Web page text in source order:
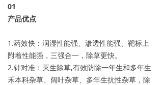
01
产品优点
1.药效快：润湿性能强、渗透性能强、靶标上
附着性能强，三强合一，除草更快。
2.针对准：灭生除草,有效防除一年生和多年生
禾本科杂草、阔叶杂草、多年生抗性杂草，除